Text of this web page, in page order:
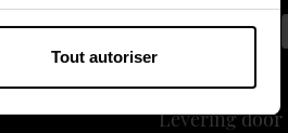
Tout autoriser
Levering door